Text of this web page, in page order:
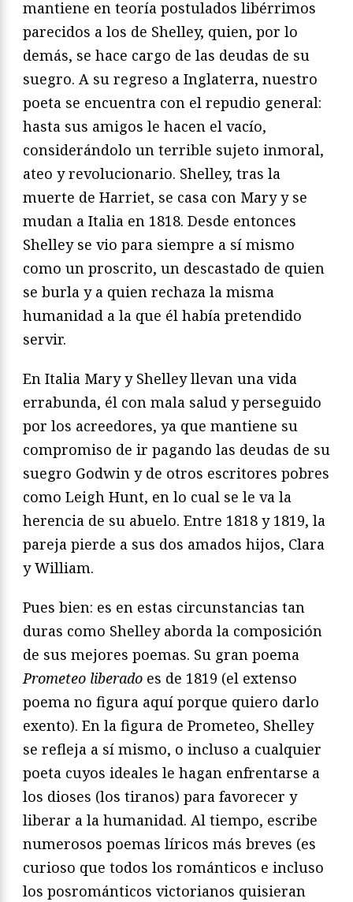
mantiene en teoría postulados libérrimos
parecidos a los de Shelley, quien, por lo
demás, se hace cargo de las deudas de su
suegro. A su regreso a Inglaterra, nuestro
poeta se encuentra con el repudio general:
hasta sus amigos le hacen el vacío,
considerándolo un terrible sujeto inmoral,
ateo y revolucionario. Shelley, tras la
muerte de Harriet, se casa con Mary y se
mudan a Italia en 1818. Desde entonces
Shelley se vio para siempre a sí mismo
como un proscrito, un descastado de quien
se burla y a quien rechaza la misma
humanidad a la que él había pretendido
servir.
En Italia Mary y Shelley llevan una vida
errabunda, él con mala salud y perseguido
por los acreedores, ya que mantiene su
compromiso de ir pagando las deudas de su
suegro Godwin y de otros escritores pobres
como Leigh Hunt, en lo cual se le va la
herencia de su abuelo. Entre 1818 y 1819, la
pareja pierde a sus dos amados hijos, Clara
y William.
Pues bien: es en estas circunstancias tan
duras como Shelley aborda la composición
de sus mejores poemas. Su gran poema
Prometeo liberado es de 1819 (el extenso
poema no figura aquí porque quiero darlo
exento). En la figura de Prometeo, Shelley
se refleja a sí mismo, o incluso a cualquier
poeta cuyos ideales le hagan enfrentarse a
los dioses (los tiranos) para favorecer y
liberar a la humanidad. Al tiempo, escribe
numerosos poemas líricos más breves (es
curioso que todos los románticos e incluso
los posrománticos victorianos quisieran